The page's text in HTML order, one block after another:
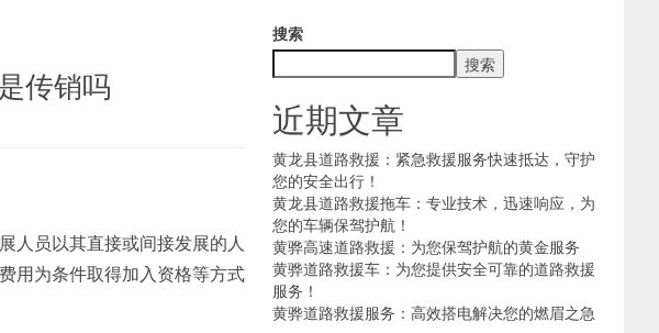
传销吗
人员以其直接或间接发展的人
用为条件取得加入资格等方式
搜索
搜索
近期文章
黄龙县道路救援：紧急救援服务快速抵达，守护
您的安全出行！
黄龙县道路救援拖车：专业技术，迅速响应，为
您的车辆保驾护航！
黄骅高速道路救援：为您保驾护航的黄金服务
黄骅道路救援车：为您提供安全可靠的道路救援
服务！
黄骅道路救援服务：高效搭电解决您的燃眉之急